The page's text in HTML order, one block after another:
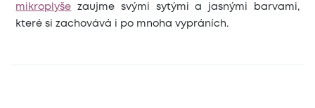
mikroplyše zaujme svými sytými a jasnými barvami,
které si zachovává i po mnoha vypráních.